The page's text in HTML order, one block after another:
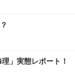
」実態レポート！